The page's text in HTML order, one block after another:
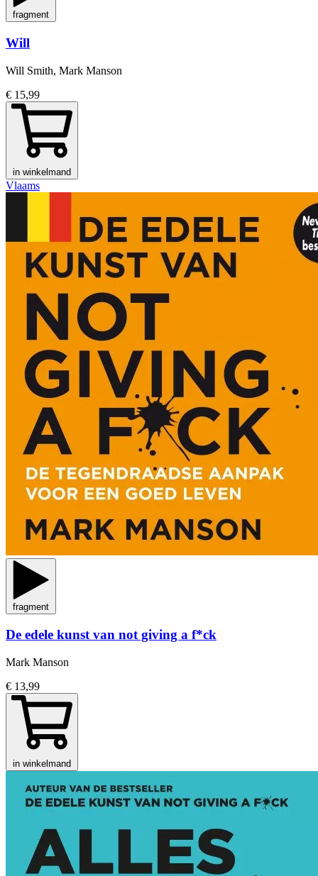
fragment
Will
Will Smith, Mark Manson
€ 15,99
in winkelmand
Vlaams
fragment
De edele kunst van not giving a f*ck
Mark Manson
€ 13,99
in winkelmand